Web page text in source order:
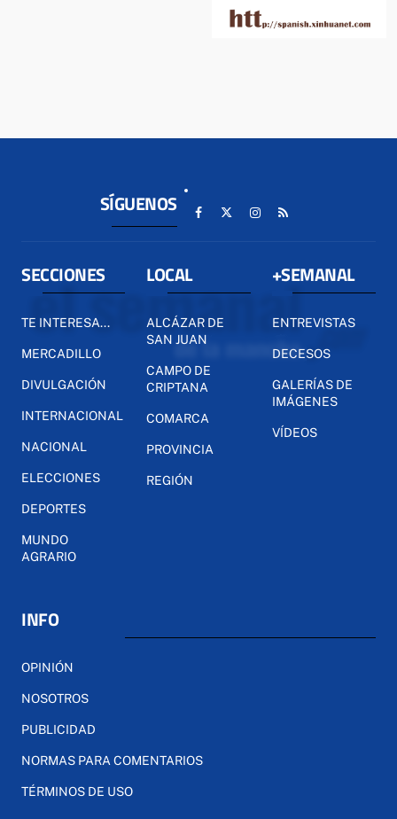
SÍGUENOS
SECCIONES
TE INTERESA...
MERCADILLO
DIVULGACIÓN
INTERNACIONAL
NACIONAL
ELECCIONES
DEPORTES
MUNDO
AGRARIO
LOCAL
ALCÁZAR DE
SAN JUAN
CAMPO DE
CRIPTANA
COMARCA
PROVINCIA
REGIÓN
+SEMANAL
ENTREVISTAS
DECESOS
GALERÍAS DE
IMÁGENES
VÍDEOS
INFO
OPINIÓN
NOSOTROS
PUBLICIDAD
NORMAS PARA COMENTARIOS
TÉRMINOS DE USO